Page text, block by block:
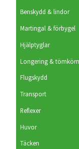
Benskydd & lindor
Martingal & förbygel
Hjälptyglar
Longering &
Flugskydd
Transport
Reflexer
Huvor
Täcken